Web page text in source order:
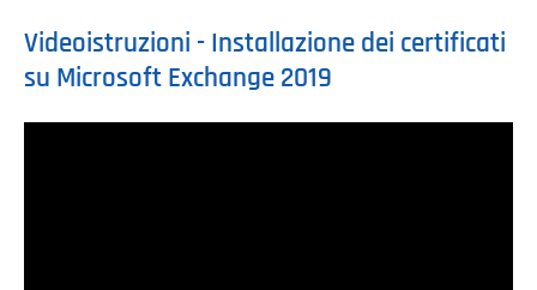
Videoistruzioni - Installazione dei certificati
su Microsoft Exchange 2019